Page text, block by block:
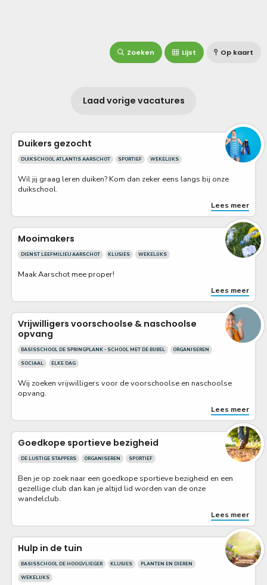
Zoeken Lijst Op kaart
Laad vorige vacatures
Duikers gezocht
DUIKSCHOOL ATLANTIS AARSCHOT SPORTIEF WEKELIJKS
Wil jij graag leren duiken? Kom dan zeker eens langs bij onze
duikschool.
Lees meer
Mooimakers
DIENST LEEFMILIEU AARSCHOT KLUSJES WEKELIJKS
Maak Aarschot mee proper!
Lees meer
Vrijwilligers voorschoolse & naschoolse
opvang
BASISSCHOOL DE SPRINGPLANK - SCHOOL MET DE BIJBEL ORGANISEREN
SOCIAAL ELKE DAG
Wij zoeken vrijwilligers voor de voorschoolse en naschoolse
opvang.
Lees meer
Goedkope sportieve bezigheid
DE LUSTIGE STAPPERS ORGANISEREN SPORTIEF
Ben je op zoek naar een goedkope sportieve bezigheid en een
gezellige club dan kan je altijd lid worden van de onze
wandelclub.
Lees meer
Hulp in de tuin
BASISSCHOOL DE HOOGVLIEGER KLUSJES PLANTEN EN DIEREN
WEKELIJKS